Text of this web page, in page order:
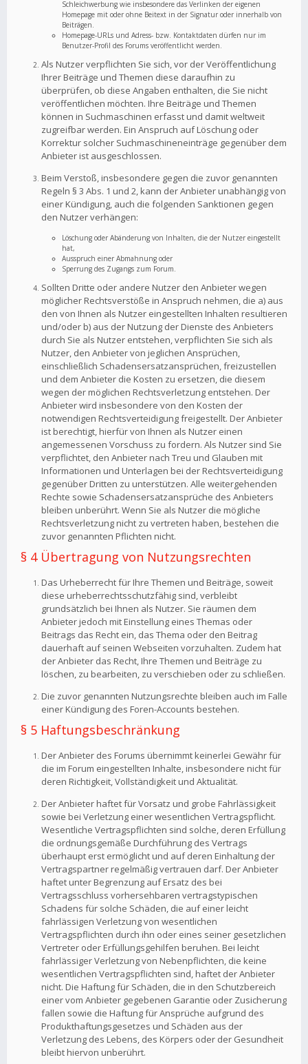
Schleichwerbung wie insbesondere das Verlinken der eigenen
Homepage mit oder ohne Beitext in der Signatur oder innerhalb von
Beiträgen.
Homepage-URLs und Adress- bzw. Kontaktdaten dürfen nur im
Benutzer-Profil des Forums veröffentlicht werden.
Als Nutzer verpflichten Sie sich, vor der Veröffentlichung
Ihrer Beiträge und Themen diese daraufhin zu
überprüfen, ob diese Angaben enthalten, die Sie nicht
veröffentlichen möchten. Ihre Beiträge und Themen
können in Suchmaschinen erfasst und damit weltweit
zugreifbar werden. Ein Anspruch auf Löschung oder
Korrektur solcher Suchmaschineneinträge gegenüber dem
Anbieter ist ausgeschlossen.
Beim Verstoß, insbesondere gegen die zuvor genannten
Regeln § 3 Abs. 1 und 2, kann der Anbieter unabhängig von
einer Kündigung, auch die folgenden Sanktionen gegen
den Nutzer verhängen:
Löschung oder Abänderung von Inhalten, die der Nutzer eingestellt
hat,
Ausspruch einer Abmahnung oder
Sperrung des Zugangs zum Forum.
Sollten Dritte oder andere Nutzer den Anbieter wegen
möglicher Rechtsverstöße in Anspruch nehmen, die a) aus
den von Ihnen als Nutzer eingestellten Inhalten resultieren
und/oder b) aus der Nutzung der Dienste des Anbieters
durch Sie als Nutzer entstehen, verpflichten Sie sich als
Nutzer, den Anbieter von jeglichen Ansprüchen,
einschließlich Schadensersatzansprüchen, freizustellen
und dem Anbieter die Kosten zu ersetzen, die diesem
wegen der möglichen Rechtsverletzung entstehen. Der
Anbieter wird insbesondere von den Kosten der
notwendigen Rechtsverteidigung freigestellt. Der Anbieter
ist berechtigt, hierfür von Ihnen als Nutzer einen
angemessenen Vorschuss zu fordern. Als Nutzer sind Sie
verpflichtet, den Anbieter nach Treu und Glauben mit
Informationen und Unterlagen bei der Rechtsverteidigung
gegenüber Dritten zu unterstützen. Alle weitergehenden
Rechte sowie Schadensersatzansprüche des Anbieters
bleiben unberührt. Wenn Sie als Nutzer die mögliche
Rechtsverletzung nicht zu vertreten haben, bestehen die
zuvor genannten Pflichten nicht.
§ 4 Übertragung von Nutzungsrechten
Das Urheberrecht für Ihre Themen und Beiträge, soweit
diese urheberrechtsschutzfähig sind, verbleibt
grundsätzlich bei Ihnen als Nutzer. Sie räumen dem
Anbieter jedoch mit Einstellung eines Themas oder
Beitrags das Recht ein, das Thema oder den Beitrag
dauerhaft auf seinen Webseiten vorzuhalten. Zudem hat
der Anbieter das Recht, Ihre Themen und Beiträge zu
löschen, zu bearbeiten, zu verschieben oder zu schließen.
Die zuvor genannten Nutzungsrechte bleiben auch im Falle
einer Kündigung des Foren-Accounts bestehen.
§ 5 Haftungsbeschränkung
Der Anbieter des Forums übernimmt keinerlei Gewähr für
die im Forum eingestellten Inhalte, insbesondere nicht für
deren Richtigkeit, Vollständigkeit und Aktualität.
Der Anbieter haftet für Vorsatz und grobe Fahrlässigkeit
sowie bei Verletzung einer wesentlichen Vertragspflicht.
Wesentliche Vertragspflichten sind solche, deren Erfüllung
die ordnungsgemäße Durchführung des Vertrags
überhaupt erst ermöglicht und auf deren Einhaltung der
Vertragspartner regelmäßig vertrauen darf. Der Anbieter
haftet unter Begrenzung auf Ersatz des bei
Vertragsschluss vorhersehbaren vertragstypischen
Schadens für solche Schäden, die auf einer leicht
fahrlässigen Verletzung von wesentlichen
Vertragspflichten durch ihn oder eines seiner gesetzlichen
Vertreter oder Erfüllungsgehilfen beruhen. Bei leicht
fahrlässiger Verletzung von Nebenpflichten, die keine
wesentlichen Vertragspflichten sind, haftet der Anbieter
nicht. Die Haftung für Schäden, die in den Schutzbereich
einer vom Anbieter gegebenen Garantie oder Zusicherung
fallen sowie die Haftung für Ansprüche aufgrund des
Produkthaftungsgesetzes und Schäden aus der
Verletzung des Lebens, des Körpers oder der Gesundheit
bleibt hiervon unberührt.